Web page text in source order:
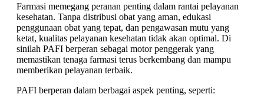
Farmasi memegang peranan penting dalam rantai pelayanan
kesehatan. Tanpa distribusi obat yang aman, edukasi
penggunaan obat yang tepat, dan pengawasan mutu yang
ketat, kualitas pelayanan kesehatan tidak akan optimal. Di
sinilah PAFI berperan sebagai motor penggerak yang
memastikan tenaga farmasi terus berkembang dan mampu
memberikan pelayanan terbaik.
PAFI berperan dalam berbagai aspek penting, seperti: